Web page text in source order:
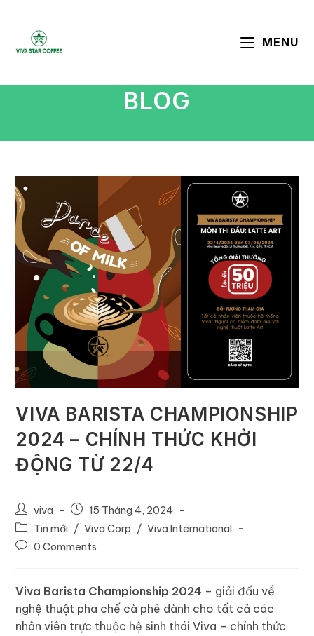
MENU
BLOG
VIVA BARISTA CHAMPIONSHIP
2024 – CHÍNH THỨC KHỞI
ĐỘNG TỪ 22/4
viva
15 Tháng 4, 2024
Tin mới / Viva Corp / Viva International
0 Comments
Viva Barista Championship 2024 – giải đấu về
nghệ thuật pha chế cà phê dành cho tất cả các
nhân viên trực thuộc hệ sinh thái Viva – chính thức